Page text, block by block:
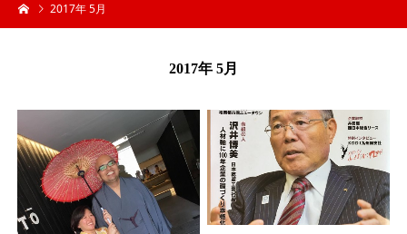
2017年 5月
2017年 5月